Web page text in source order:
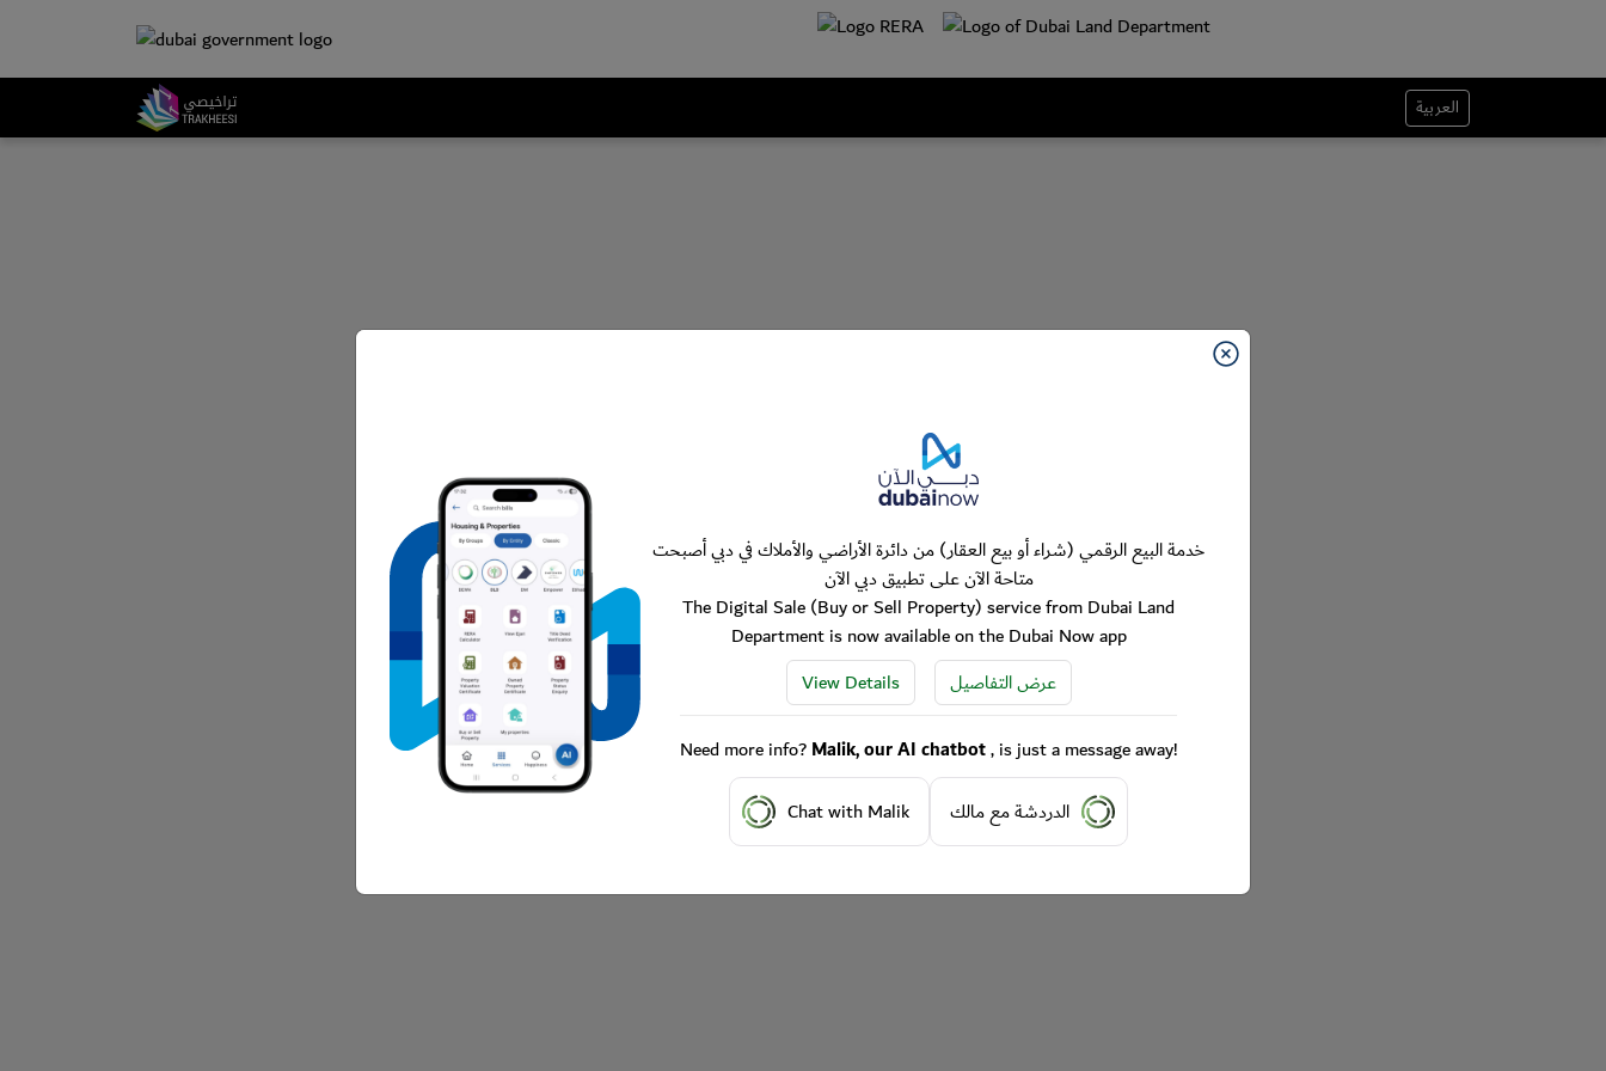
العربية
خدمة البيع الرقمي (شراء أو بيع العقار) من دائرة الأراضي والأملاك في دبي أصبحت
متاحة الآن على تطبيق دبي الآن
The Digital Sale (Buy or Sell Property) service from Dubai Land
Department is now available on the Dubai Now app
View Details
عرض التفاصيل
Need more info?Malik, our AI chatbot, is just a message away!
Chat with Malik
الدردشة مع مالك